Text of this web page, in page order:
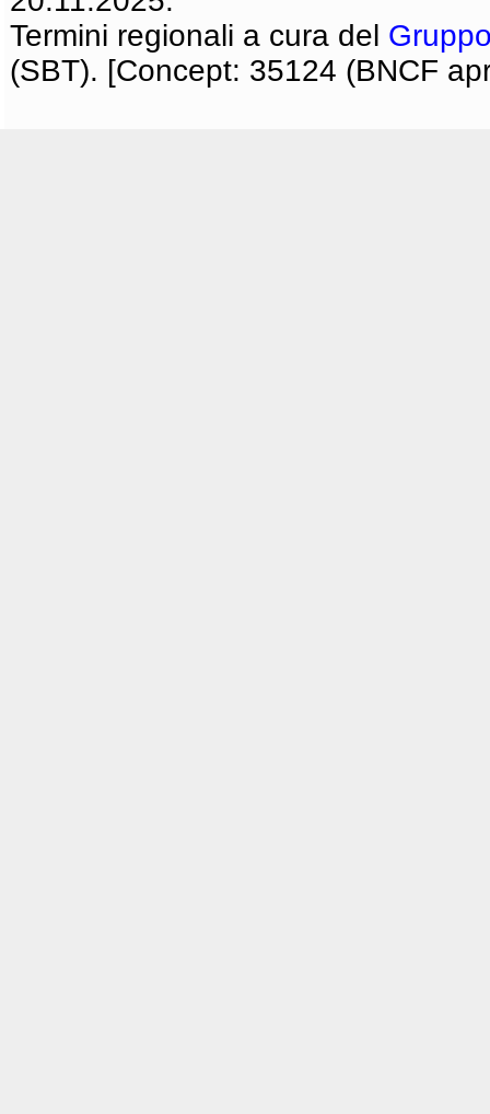
Termini regionali a cura del
(SBT). [Concept: 35124 (BNCF